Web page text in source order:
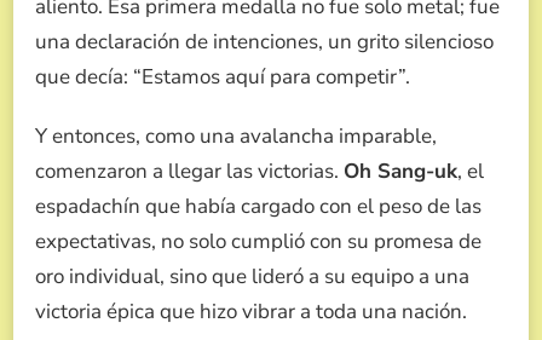
aliento. Esa primera medalla no fue solo metal; fue
una declaración de intenciones, un grito silencioso
que decía: “Estamos aquí para competir”.
Y entonces, como una avalancha imparable,
comenzaron a llegar las victorias. Oh Sang-uk, el
espadachín que había cargado con el peso de las
expectativas, no solo cumplió con su promesa de
oro individual, sino que lideró a su equipo a una
victoria épica que hizo vibrar a toda una nación.